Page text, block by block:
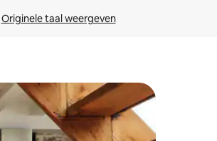
Originele taal weergeven